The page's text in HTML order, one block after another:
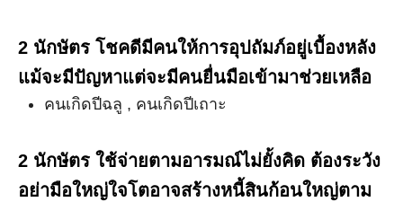
2 นักษัตร โชคดีมีคนให้การอุปถัมภ์อยู่เบื้องหลัง
แม้จะมีปัญหาแต่จะมีคนยื่นมือเข้ามาช่วยเหลือ
คนเกิดปีฉลู , คนเกิดปีเถาะ
2 นักษัตร ใช้จ่ายตามอารมณ์ไม่ยั้งคิด ต้องระวัง
อย่ามือใหญ่ใจโตอาจสร้างหนี้สินก้อนใหญ่ตาม